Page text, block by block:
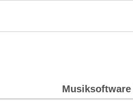
Musiksoftware